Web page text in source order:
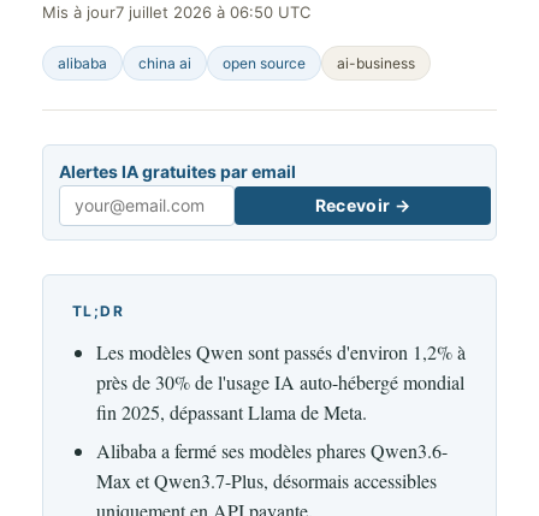
Mis à jour7 juillet 2026 à 06:50 UTC
alibaba china ai open source ai-business
Alertes IA gratuites par email
Email
Recevoir →
TL;DR
Les modèles Qwen sont passés d'environ 1,2% à
près de 30% de l'usage IA auto-hébergé mondial
fin 2025, dépassant Llama de Meta.
Alibaba a fermé ses modèles phares Qwen3.6-
Max et Qwen3.7-Plus, désormais accessibles
uniquement en API payante.